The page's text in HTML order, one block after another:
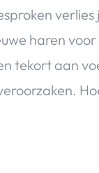
verlies
haren
tekort aan